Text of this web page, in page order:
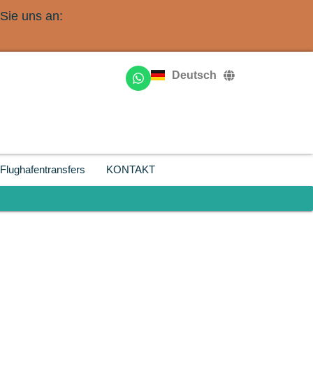
uns an:
Deutsch
English
Русский
Flughafentransfers KONTAKT